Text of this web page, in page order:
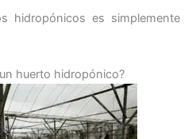
hidropónicos es simplemente
huerto hidropónico?